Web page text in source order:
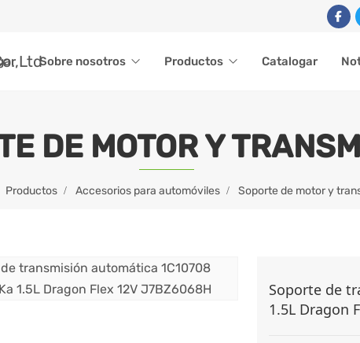
Sobre nosotros Productos Catalogar
DE MOTOR Y
Productos Accesorios para automóviles Soporte de motor y
Soporte de
1.5L Dragon